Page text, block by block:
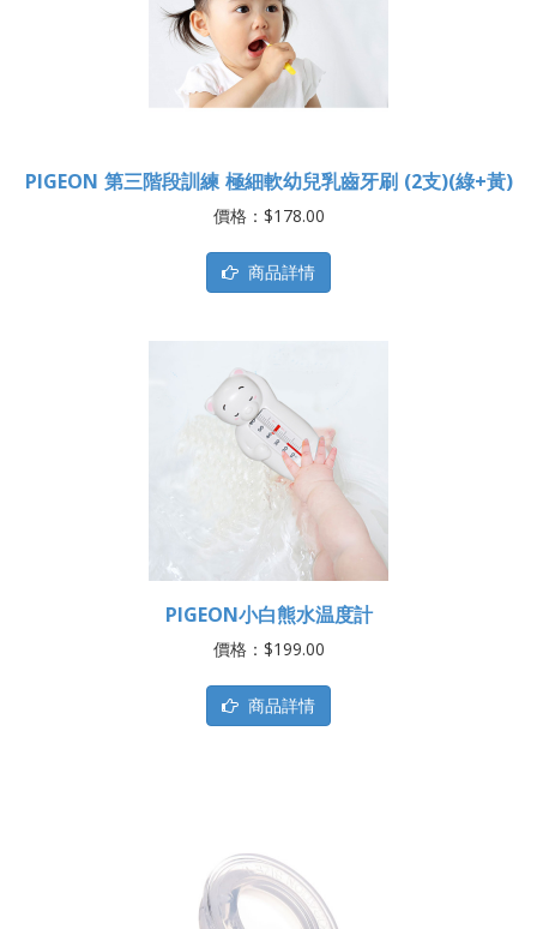
PIGEON 第三階段訓練 極細軟幼兒乳齒牙刷 (2支)(綠+黃)
價格：$178.00
商品詳情
PIGEON小白熊水温度計
價格：$199.00
商品詳情